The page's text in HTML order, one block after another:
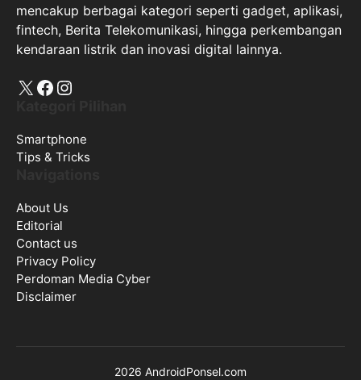
mencakup berbagai kategori seperti gadget, aplikasi,
fintech, Berita Telekomunikasi, hingga perkembangan
kendaraan listrik dan inovasi digital lainnya.
X Facebook
Instagram
Smartphone
Tips & Tricks
About Us
Editorial
Contact us
Privacy Policy
Perdoman Media Cyber
Disclaimer
2026 AndroidPonsel.com